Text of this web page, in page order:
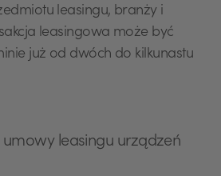
leasingu, branży i
leasingowa może być
już od dwóch do kilkunastu
leasingu urządzeń